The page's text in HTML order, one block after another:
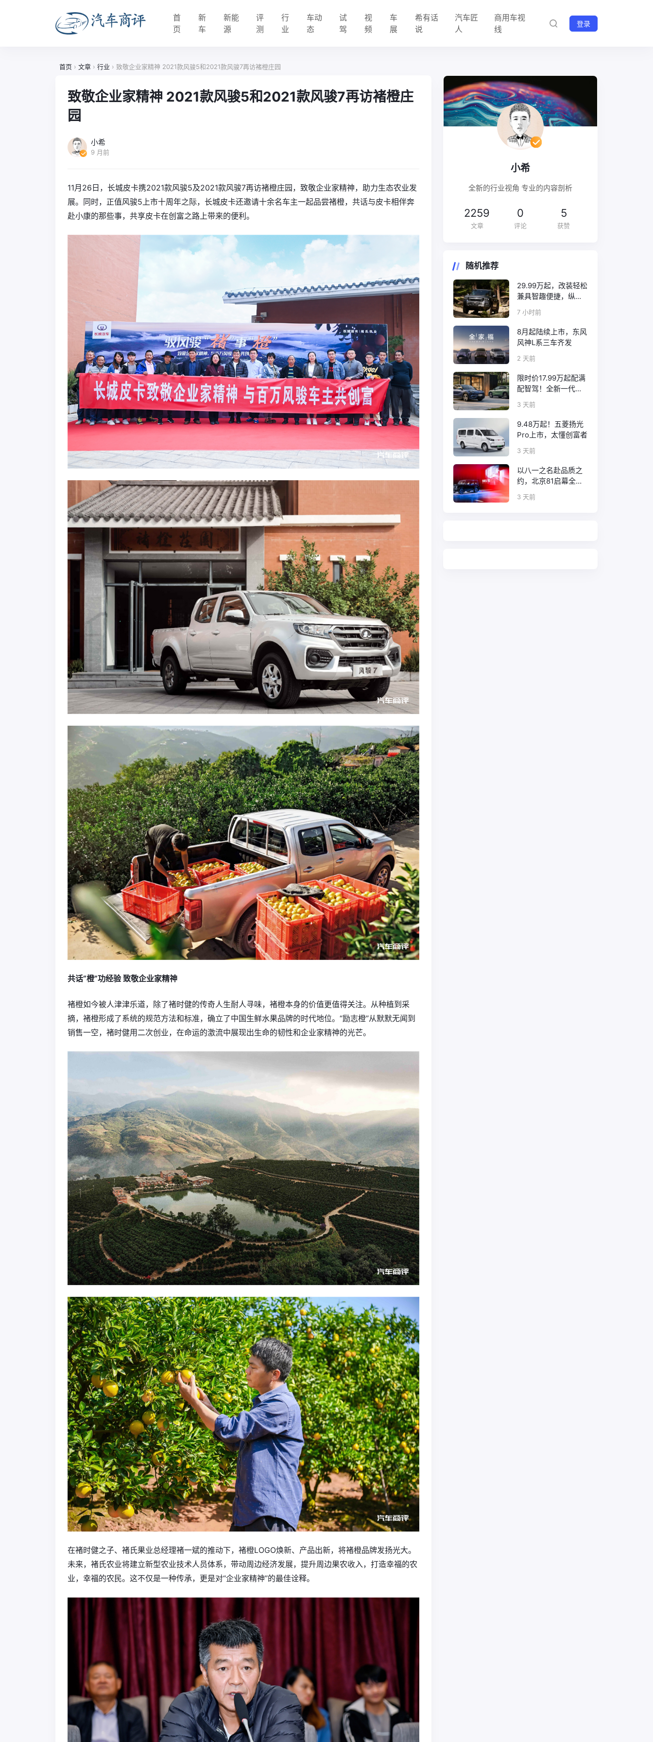
首
页
新
车
新能
源
评
测
行
业
车动
态
试
驾
视
频
车
展
希有话
说
汽车匠
人
商用车视
线
登录
首页 › 文章 › 行业 › 致敬企业家精神 2021款风骏5和2021款风骏7再访褚橙庄园
致敬企业家精神 2021款风骏5和2021款风骏7再访褚橙庄
园
小希
9 月前
11月26日，长城皮卡携2021款风骏5及2021款风骏7再访褚橙庄园，致敬企业家精神，助力生态农业发
展。同时，正值风骏5上市十周年之际，长城皮卡还邀请十余名车主一起品尝褚橙，共话与皮卡相伴奔
赴小康的那些事，共享皮卡在创富之路上带来的便利。
共话“橙”功经验 致敬企业家精神
褚橙如今被人津津乐道，除了褚时健的传奇人生耐人寻味，褚橙本身的价值更值得关注。从种植到采
摘，褚橙形成了系统的规范方法和标准，确立了中国生鲜水果品牌的时代地位。“励志橙”从默默无闻到
销售一空，褚时健用二次创业，在命运的激流中展现出生命的韧性和企业家精神的光芒。
在褚时健之子、褚氏果业总经理褚一斌的推动下，褚橙LOGO焕新、产品出新，将褚橙品牌发扬光大。
未来，褚氏农业将建立新型农业技术人员体系，带动周边经济发展，提升周边果农收入，打造幸福的农
业，幸福的农民。这不仅是一种传承，更是对“企业家精神”的最佳诠释。
小希
全新的行业视角 专业的内容剖析
2259
文章
0
评论
5
获赞
随机推荐
29.99万起，改装轻松
兼具智趣便捷，纵横
F700上市
7 小时前
8月起陆续上市，东风
风神L系三车齐发
2 天前
限时价17.99万起配满
配智驾！全新一代天
工08正式上市
3 天前
9.48万起！五菱扬光
Pro上市，太懂创富者
3 天前
以八一之名赴品质之
约，北京81启幕全新
口碑征程
3 天前